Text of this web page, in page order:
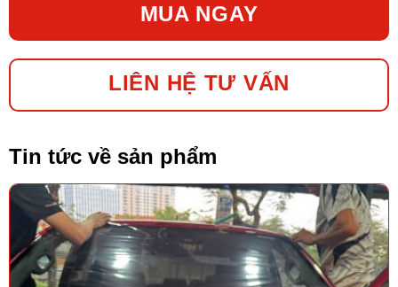
MUA NGAY
LIÊN HỆ TƯ VẤN
Tin tức về sản phẩm